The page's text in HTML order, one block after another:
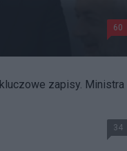
60
zapisy. Ministra
34